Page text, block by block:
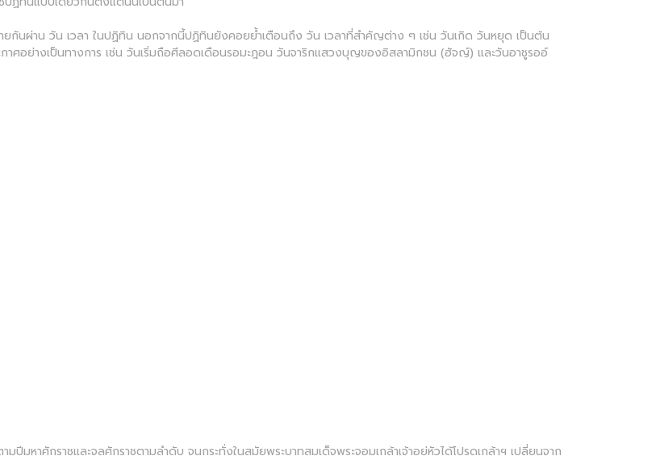
นผ่าน วัน เวลา ในปฏิทิน นอกจากนี้ปฏิทินยังคอยย้ำเตือนถึง วัน เวลาที่สำคัญต่าง ๆ เช่น วันเกิด วันหยุด เป็นต้น
ศอย่างเป็นทางการ เช่น วันเริ่มถือศีลอดเดือนรอมะฎอน วันจาริกแสวงบุญของอิสลามิกชน (ฮัจญ์) และวันอาชูรออ์
หาศักราชและจุลศักราชตามลำดับ จนกระทั่งในสมัยพระบาทสมเด็จพระจอมเกล้าเจ้าอยู่หัวได้โปรดเกล้าฯ เปลี่ยนจาก